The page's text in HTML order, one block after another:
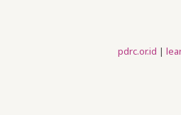
pdrc.or.id |